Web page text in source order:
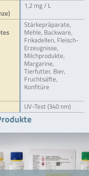
1,2 mg / L
Stärkepräparate,
Mehle, Backware,
Frikadellen, Fleisch-
Erzeugnisse,
Milchprodukte,
Margarine,
Tierfutter, Bier,
Fruchtsäfte,
Konfitüre
UV-Test (340 nm)